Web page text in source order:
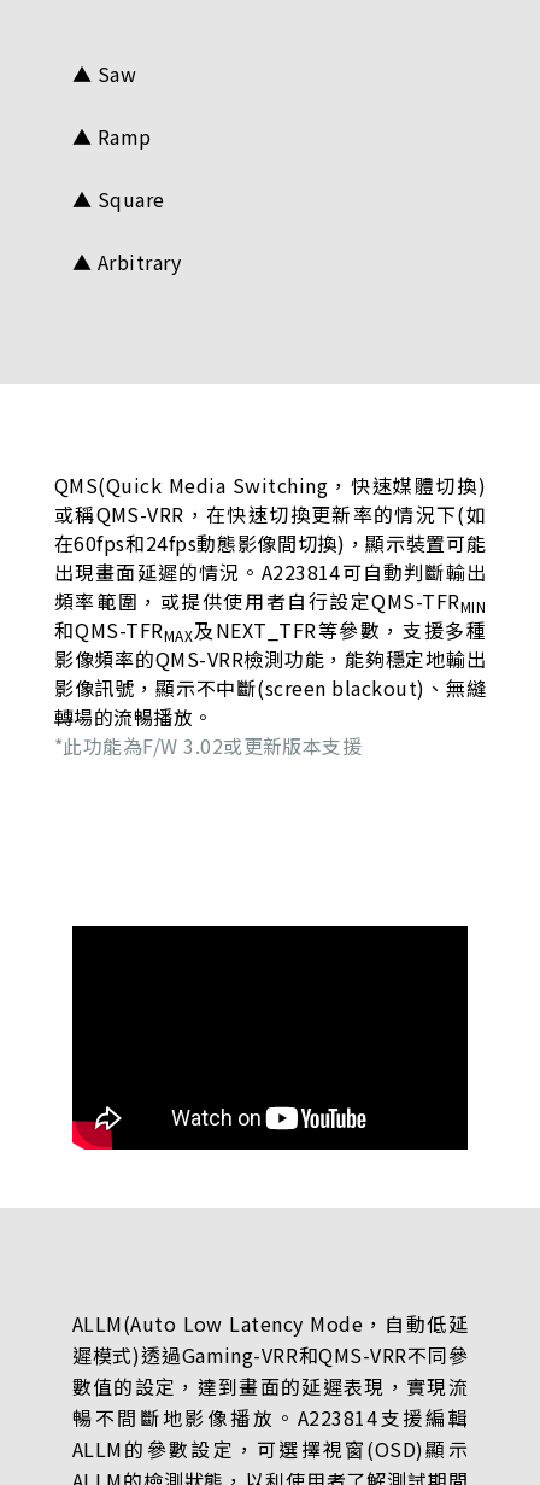
▲ Saw
▲ Ramp
▲ Square
▲ Arbitrary
QMS(Quick Media Switching，快速媒體切換)
或稱QMS-VRR，在快速切換更新率的情況下(如
在60fps和24fps動態影像間切換)，顯示裝置可能
出現畫面延遲的情況。A223814可自動判斷輸出
頻率範圍，或提供使用者自行設定QMS-TFRMIN
和QMS-TFRMAX及NEXT_TFR等參數，支援多種
影像頻率的QMS-VRR檢測功能，能夠穩定地輸出
影像訊號，顯示不中斷(screen blackout)、無縫
轉場的流暢播放。
*此功能為F/W 3.02或更新版本支援
ALLM(Auto Low Latency Mode，自動低延
遲模式)透過Gaming-VRR和QMS-VRR不同參
數值的設定，達到畫面的延遲表現，實現流
暢不間斷地影像播放。A223814支援編輯
ALLM的參數設定，可選擇視窗(OSD)顯示